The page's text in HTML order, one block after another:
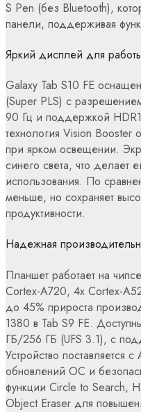
S Pen (без Bluetooth),
панели, поддерживая
Яркий дисплей для
Galaxy Tab S10 FE
(Super PLS) с
90 Гц и поддержкой
технология Vision Booster
при ярком освещении.
синего света, что делает
использования. По
меньше, но сохраняет
продуктивности.
Надежная
Планшет работает на
Cortex-A720, 4x Cortex-
до 45% прироста
1380 в Tab S9 FE.
ГБ/256 ГБ (UFS 3.1), с
Устройство поставляется
обновлений ОС и
функции Circle to Search,
Object Eraser для